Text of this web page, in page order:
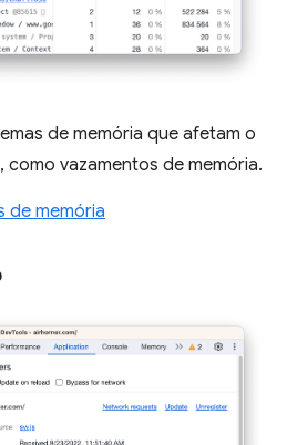
de memória que afetam o
vazamentos de memória.
de memória